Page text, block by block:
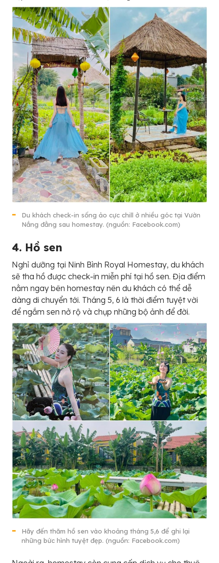
Du khách check-in sống ảo cực chill ở nhiều góc tại Vườn
Nắng đằng sau homestay. (nguồn: Facebook.com)
4. Hồ sen
Nghỉ dưỡng tại Ninh Bình Royal Homestay, du khách
sẽ tha hồ được check-in miễn phí tại hồ sen. Địa điểm
nằm ngay bên homestay nên du khách có thể dễ
dàng di chuyển tới. Tháng 5, 6 là thời điểm tuyệt vời
để ngắm sen nở rộ và chụp những bộ ảnh để đời.
Hãy đến thăm hồ sen vào khoảng tháng 5,6 để ghi lại
những bức hình tuyệt đẹp. (nguồn: Facebook.com)